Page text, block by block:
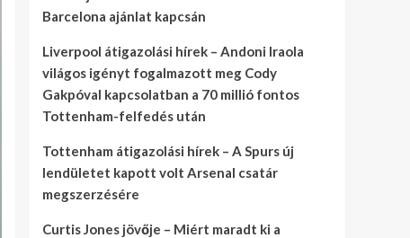
Barcelona ajánlat kapcsán
Liverpool átigazolási hírek – Andoni Iraola
világos igényt fogalmazott meg Cody
Gakpóval kapcsolatban a 70 millió fontos
Tottenham-felfedés után
Tottenham átigazolási hírek – A Spurs új
lendületet kapott volt Arsenal csatár
megszerzésére
Curtis Jones jövője – Miért maradt ki a